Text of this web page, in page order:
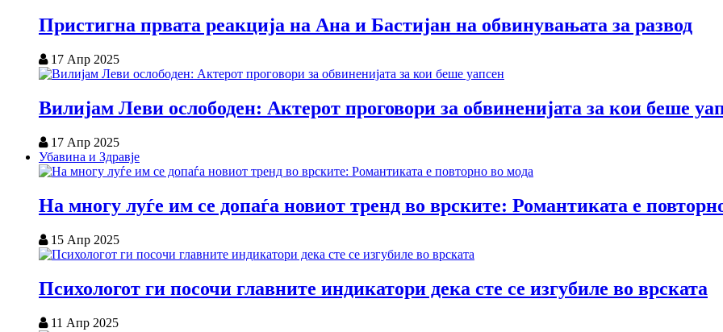
Пристигна првата реакција на Ана и Бастијан на обвинувањата за развод
17 Апр 2025
Вилијам Леви ослободен: Актерот проговори за обвиненијата за кои беше
17 Апр 2025
Убавина и Здравје
На многу луѓе им се допаѓа новиот тренд во врските: Романтиката е
15 Апр 2025
Психологот ги посочи главните индикатори дека сте се изгубиле во врската
11 Апр 2025